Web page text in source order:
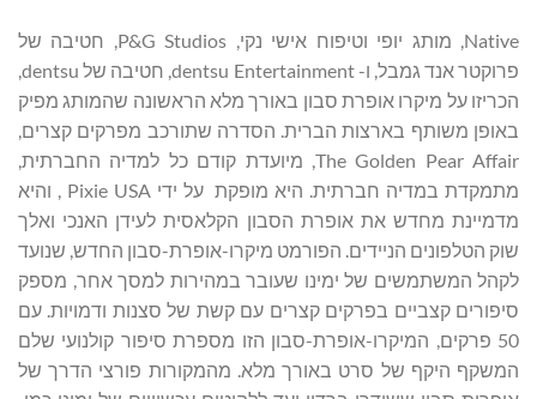
Native, מותג יופי וטיפוח אישי נקי, P&G Studios, חטיבה של
פרוקטר אנד גמבל, ו- dentsu Entertainment, חטיבה של dentsu,
הכריזו על מיקרו אופרת סבון באורך מלא הראשונה שהמותג מפיק
באופן משותף בארצות הברית. הסדרה שתורכב מפרקים קצרים,
The Golden Pear Affair, מיועדת קודם כל למדיה החברתית,
מתמקדת במדיה חברתית. היא מופקת על ידי Pixie USA , והיא
מדמיינת מחדש את אופרת הסבון הקלאסית לעידן האנכי ואלך
שוק הטלפונים הניידים. הפורמט מיקרו-אופרת-סבון החדש, שנועד
לקהל המשתמשים של ימינו שעובר במהירות למסך אחר, מספק
סיפורים קצביים בפרקים קצרים עם קשת של סצנות ודמויות. עם
50 פרקים, המיקרו-אופרת-סבון הזו מספרת סיפור קולנועי שלם
המשקף היקף של סרט באורך מלא. מהמקורות פורצי הדרך של